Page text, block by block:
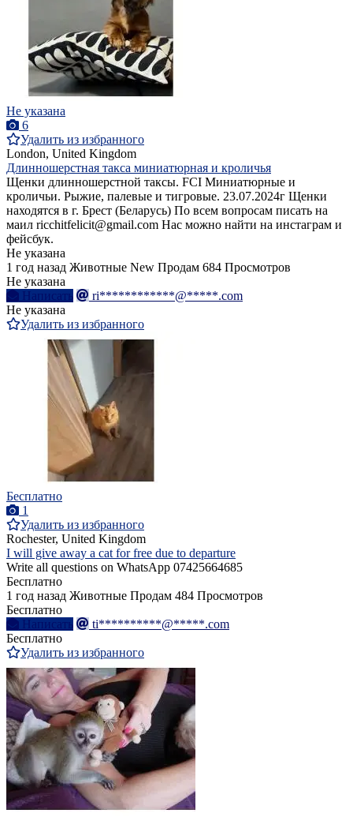
Не указана
6
Удалить из избранного
London, United Kingdom
Длинношерстная такса миниатюрная и кроличья
Щенки длинношерстной таксы. FCI Миниатюрные и
кроличьи. Рыжие, палевые и тигровые. 23.07.2024г Щенки
находятся в г. Брест (Беларусь) По всем вопросам писать на
маил ricchitfelicit@gmail.com Нас можно найти на инстаграм и
фейсбук.
Не указана
1 год назад Животные New Продам 684 Просмотров
Не указана
Написать
ri************@*****.com
Не указана
Удалить из избранного
Бесплатно
1
Удалить из избранного
Rochester, United Kingdom
I will give away a cat for free due to departure
Write all questions on WhatsApp 07425664685
Бесплатно
1 год назад Животные Продам 484 Просмотров
Бесплатно
Написать
ti**********@*****.com
Бесплатно
Удалить из избранного